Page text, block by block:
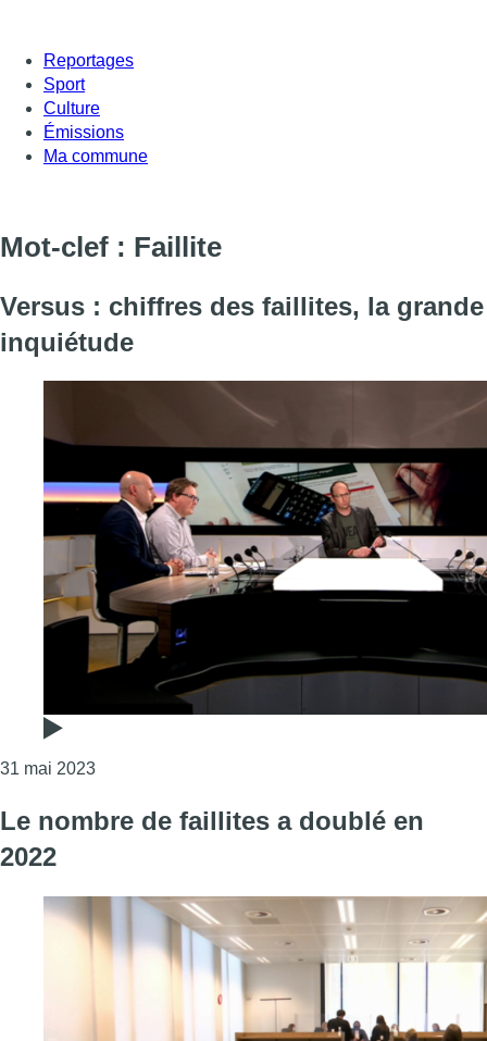
Reportages
Sport
Culture
Émissions
Ma commune
Mot-clef : Faillite
Versus : chiffres des faillites, la grande
inquiétude
31 mai 2023Consulter l'article "Versus : chiffres des faillites, la
Le nombre de faillites a doublé en
2022